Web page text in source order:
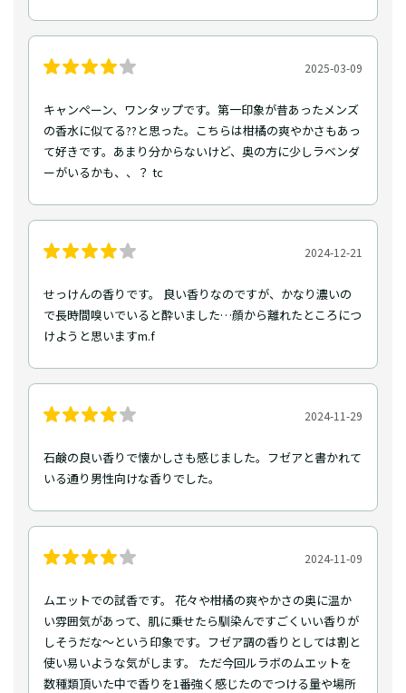
2025-03-09
キャンペーン、ワンタップです。第一印象が昔あったメンズ
の香水に似てる??と思った。こちらは柑橘の爽やかさもあっ
て好きです。あまり分からないけど、奥の方に少しラベンダ
ーがいるかも、、？ tc
2024-12-21
せっけんの香りです。 良い香りなのですが、かなり濃いの
で長時間嗅いでいると酔いました…顔から離れたところにつ
けようと思いますm.f
2024-11-29
石鹸の良い香りで懐かしさも感じました。フゼアと書かれて
いる通り男性向けな香りでした。
2024-11-09
ムエットでの試香です。 花々や柑橘の爽やかさの奥に温か
い雰囲気があって、肌に乗せたら馴染んですごくいい香りが
しそうだな〜という印象です。フゼア調の香りとしては割と
使い易いような気がします。 ただ今回ルラボのムエットを
数種類頂いた中で香りを1番強く感じたのでつける量や場所